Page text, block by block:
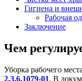
Гигиена и
Рабочая
Заключение
Чем
Уборка рабочего
2.3.6.1079-01. В